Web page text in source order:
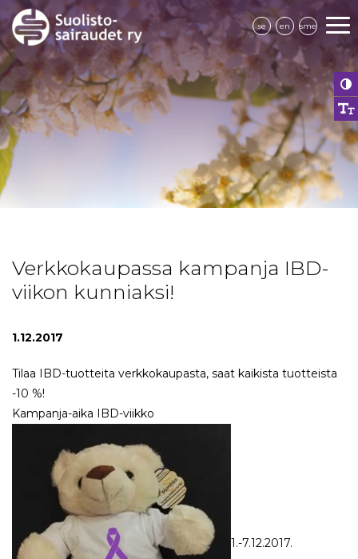
se en sme
Verkkokaupassa kampanja IBD-
viikon kunniaksi!
1.12.2017
Tilaa IBD-tuotteita verkkokaupasta, saat kaikista tuotteista
-10 %!
Kampanja-aika IBD-viikko
1.-7.12.2017.